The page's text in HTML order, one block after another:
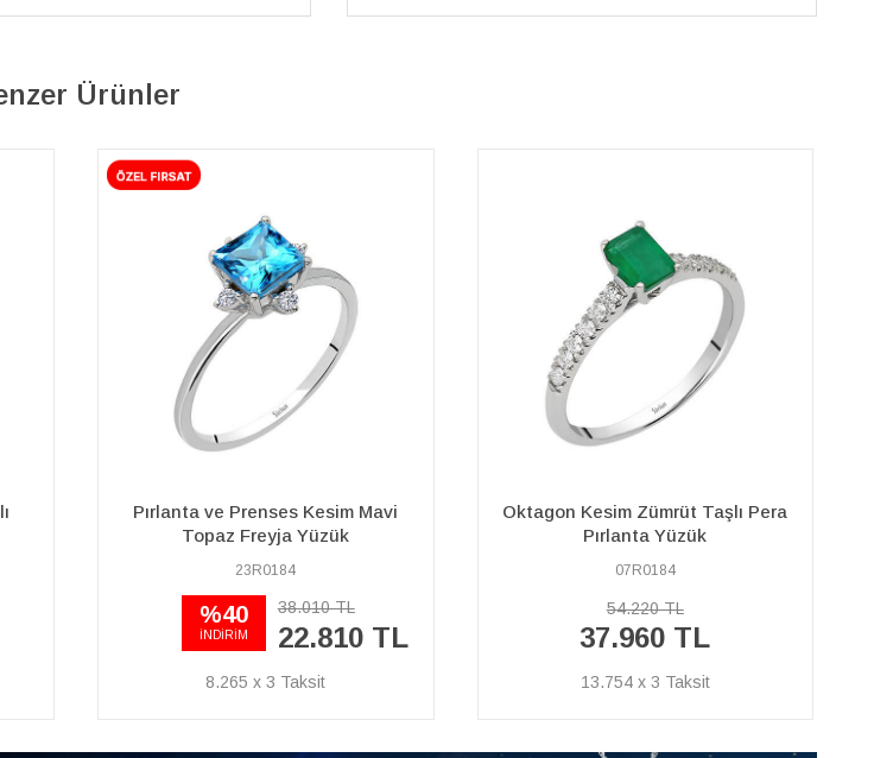
Ürünler
Oktagon Kesim Zümrüt Taşlı Pera
Pırlanta Yüzük
07R0184
54.220 TL
37.960 TL
13.754 x 3
Pırlanta ve Damla Safir Taşlı Kuğu
Boynu Yüzük
04R0315
%40
İNDİRİM
30.110 TL
18.070 TL
6.547 x 3